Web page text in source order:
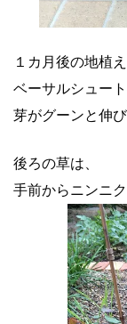
１カ月後の地植え
ベーサルシュー
芽がグーンと伸び
後ろの草は、
手前からニンニ